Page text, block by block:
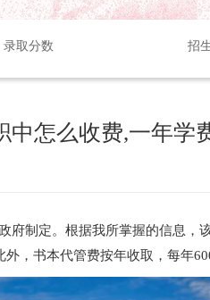
录取分数 招
中怎么收费,一年学
府制定。根据我所掌握的信息，
，书本代管费按年收取，每年